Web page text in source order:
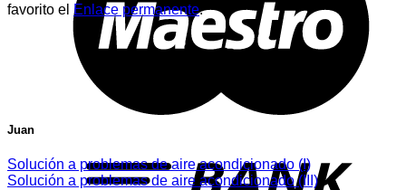
favorito el Enlace permanente.
Juan
Solución a problemas de aire acondicionado (I)
Solución a problemas de aire acondicionado (III)